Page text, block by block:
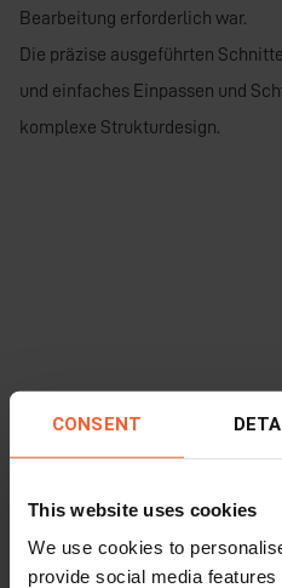
CONSENT
This website uses cookies
We use cookies to
provide social media
Bearbeitung erforderlich war.
Die präzise ausgeführten
und einfaches Einpassen und
komplexe Strukturdesign.